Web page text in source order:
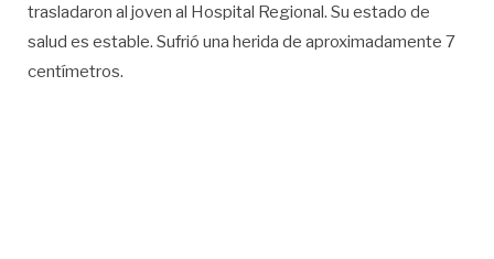
trasladaron al joven al Hospital Regional. Su estado de
salud es estable. Sufrió una herida de aproximadamente 7
centímetros.